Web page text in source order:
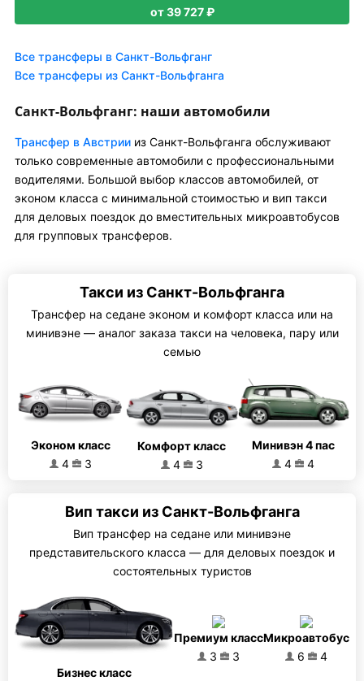
от 39 727 ₽
Все трансферы в Санкт-Вольфганг
Все трансферы из Санкт-Вольфганга
Санкт-Вольфганг: наши автомобили
Трансфер в Австрии из Санкт-Вольфганга обслуживают
только современные автомобили с профессиональными
водителями. Большой выбор классов автомобилей, от
эконом класса с минимальной стоимостью и вип такси
для деловых поездок до вместительных микроавтобусов
для групповых трансферов.
Такси из Санкт-Вольфганга
Трансфер на седане эконом и комфорт класса или на
минивэне — аналог заказа такси на человека, пару или
семью
Эконом класс
4
3
Комфорт класс
4
3
Минивэн 4 пас
4
4
Вип такси из Санкт-Вольфганга
Вип трансфер на седане или минивэне
представительского класса — для деловых поездок и
состоятельных туристов
Бизнес класс
Премиум класс
3
3
Микроавтобус
6
4